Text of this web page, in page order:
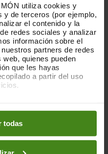
utiliza cookies y
de terceros (por ejemplo,
el contenido y la
redes sociales y analizar
información sobre el
partners de redes
quienes pueden
que les hayas
a partir del uso
Política de Cookieso
todas
y no recibir
Entre las
a fin de mes, la
las mujeres
recortes, y las
en el caso de
y aquellas con
de la compra,
Un 40 % asegura
menos carne o